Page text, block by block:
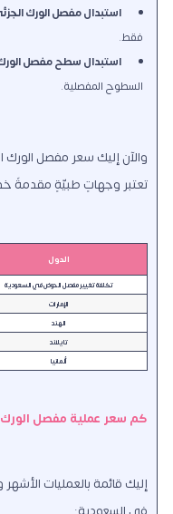
استبدال مفصل الورك
فقط.
استبدال سطح مفصل
السطوح المفصلية.
والآن إليك سعر مفصل
تعتبر وجهاتٍ طبيّةٍ مقدمةً
الدول
تكلفة تغيير مفصل الحوض في السعودية
الإمارات
الهند
تايلاند
ألمانيا
كم سعر عملية مفصل
إليك قائمة بالعمليات